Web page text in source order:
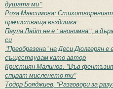
душата ми”
Роза Максимова:
пречистваща въздишка
Паула Лайт не е “анонимна”, а
си
"Преобразена" на Деси Дюлгерян
съществувам като автор
Кристиян Малинов: "Във
спират мисленето ти"
Тодор Бояджиев, "Разговори за